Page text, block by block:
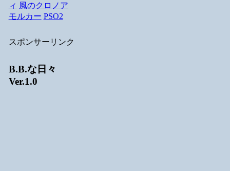
ィ 風のクロノア
モルカー PSO2
スポンサーリンク
B.B.な日々
Ver.1.0